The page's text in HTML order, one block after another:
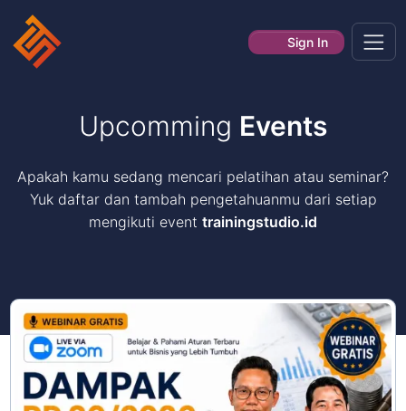
Sign In
Upcomming Events
Apakah kamu sedang mencari pelatihan atau seminar?
Yuk daftar dan tambah pengetahuanmu dari setiap
mengikuti event trainingstudio.id